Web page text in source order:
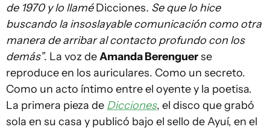
de 1970 y lo llaméDicciones. Se que lo hice
buscando la insoslayable comunicación como otra
manera de arribar al contacto profundo con los
demás”. La voz deAmanda Berenguerse
reproduce en los auriculares. Como un secreto.
Como un acto íntimo entre el oyente y la poetisa.
La primera pieza de Dicciones, el disco que grabó
sola en su casa y publicó bajo el sello de Ayuí, en el